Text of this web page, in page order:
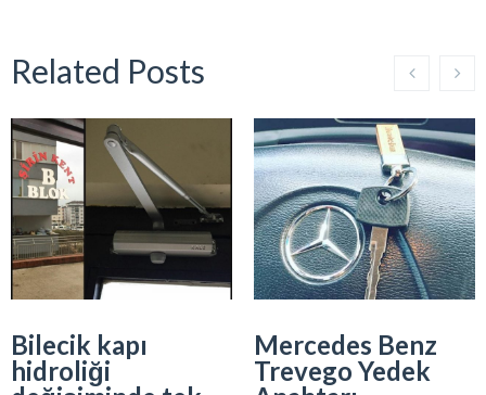
Related Posts
Bilecik kapı
hidroliği
Mercedes Benz
Trevego Yedek